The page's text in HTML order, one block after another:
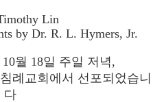
Lin
by Dr. R. L. Hymers, Jr.
월 18일 주일 저녁,
례교회에서 선포되었습니
다